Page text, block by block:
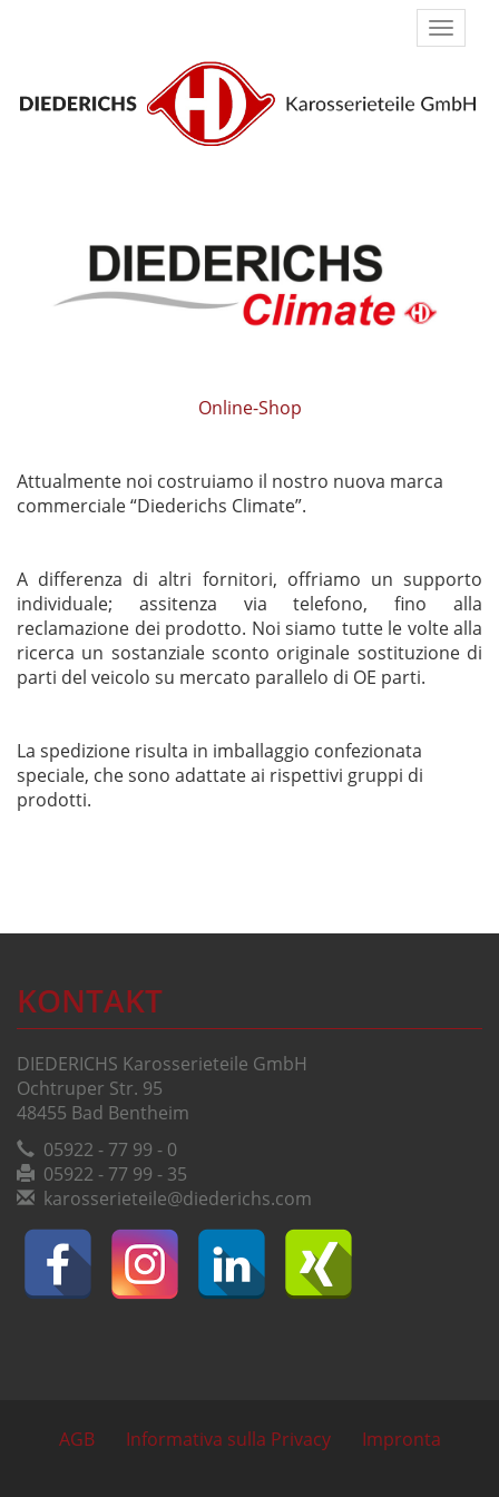
Online-Shop
Attualmente noi costruiamo il nostro nuova marca
commerciale “Diederichs Climate”.
A differenza di altri fornitori, offriamo un supporto
individuale; assitenza via telefono, fino alla
reclamazione dei prodotto. Noi siamo tutte le volte alla
ricerca un sostanziale sconto originale sostituzione di
parti del veicolo su mercato parallelo di OE parti.
La spedizione risulta in imballaggio confezionata
speciale, che sono adattate ai rispettivi gruppi di
prodotti.
KONTAKT
DIEDERICHS Karosserieteile GmbH
Ochtruper Str. 95
48455 Bad Bentheim
05922 - 77 99 - 0
05922 - 77 99 - 35
karosserieteile@diederichs.com
AGB Informativa sulla Privacy Impronta